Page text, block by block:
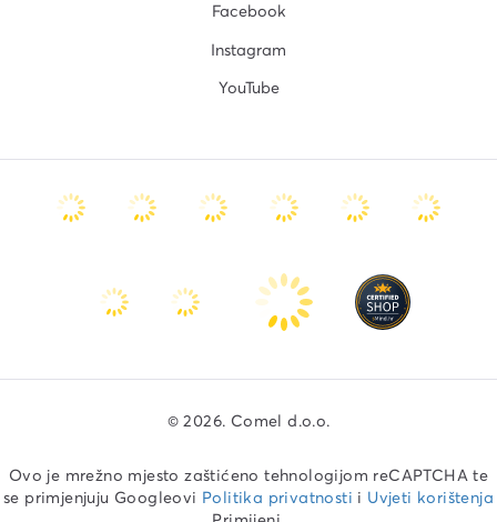
Facebook
Instagram
YouTube
© 2026. Comel d.o.o.
Ovo je mrežno mjesto zaštićeno tehnologijom reCAPTCHA te
se primjenjuju Googleovi Politika privatnosti i Uvjeti korištenja